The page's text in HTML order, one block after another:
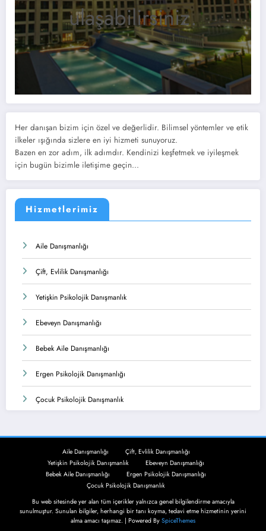
ulaşabilirsiniz.
Her danışan bizim için özel ve değerlidir. Bilimsel yöntemler ve etik
ilkeler ışığında sizlere en iyi hizmeti sunuyoruz.
Bazen en zor adım, ilk adımdır. Kendinizi keşfetmek ve iyileşmek
için bugün bizimle iletişime geçin...
Hizmetlerimiz
Aile Danışmanlığı
Çift, Evlilik Danışmanlığı
Yetişkin Psikolojik Danışmanlık
Ebeveyn Danışmanlığı
Bebek Aile Danışmanlığı
Ergen Psikolojik Danışmanlığı
Çocuk Psikolojik Danışmanlık
Aile Danışmanlığı
Çift, Evlilik Danışmanlığı
Yetişkin Psikolojik Danışmanlık
Ebeveyn Danışmanlığı
Bebek Aile Danışmanlığı
Ergen Psikolojik Danışmanlığı
Çocuk Psikolojik Danışmanlık
Bu web sitesinde yer alan tüm içerikler yalnızca genel bilgilendirme amacıyla
sunulmuştur. Sunulan bilgiler, herhangi bir tanı koyma, tedavi etme hizmetinin yerini
alma amacı taşımaz. | Powered By SpiceThemes